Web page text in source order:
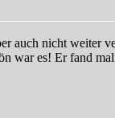
auch nicht weiter
war es! Er fand